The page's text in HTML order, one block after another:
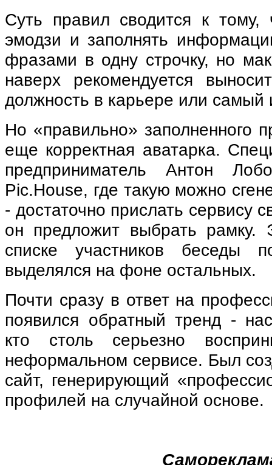
Суть правил сводится к тому,
эмодзи и заполнять
фразами в одну строчку, но
наверх рекомендуется
должность в карьере или самый
Но «правильно» заполненного
еще корректная аватарка.
предприниматель Антон
Pic.House, где такую можно
- достаточно прислать сервису
он предложит выбрать
списке участников беседы
выделялся на фоне остальных.
Почти сразу в ответ на
появился обратный тренд -
кто столь серьезно
неформальном сервисе. Был
сайт, генерирующий
профилей на случайной основе.